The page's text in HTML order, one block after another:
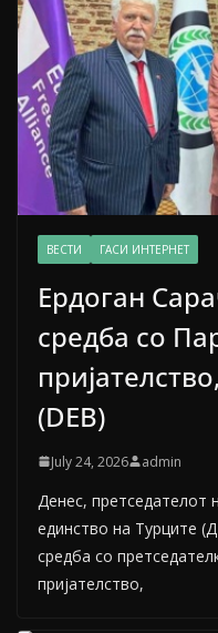
ВЕСТИ ГАСИ ИНТЕРНЕТ
Ердоган
средба со
(DEB)
July 24, 2026 admin
Денес,
единство на Турците
средба со
пријателство,